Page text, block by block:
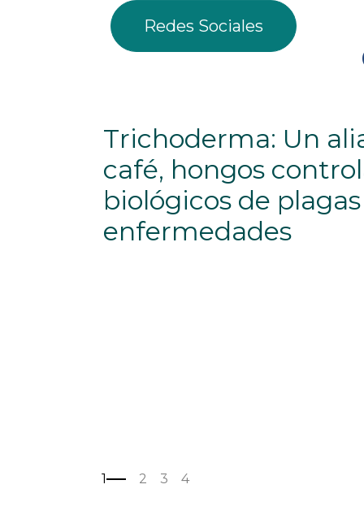
Redes Sociales
Trichoderma: Un
café, hongos
biológicos de
enfermedades